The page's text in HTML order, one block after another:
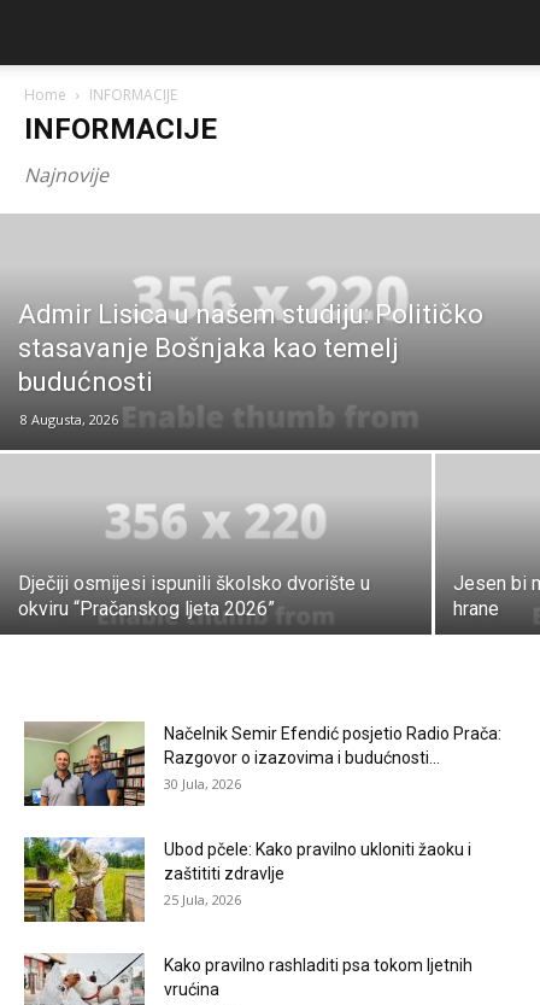
Home INFORMACIJE
INFORMACIJE
Najnovije
Admir Lisica u našem studiju: Političko
stasavanje Bošnjaka kao temelj
budućnosti
8 Augusta, 2026
Dječiji osmijesi ispunili školsko dvorište u
okviru “Pračanskog ljeta 2026”
Jesen bi
hrane
Načelnik Semir Efendić posjetio Radio Prača:
Razgovor o izazovima i budućnosti...
30 Jula, 2026
Ubod pčele: Kako pravilno ukloniti žaoku i
zaštititi zdravlje
25 Jula, 2026
Kako pravilno rashladiti psa tokom ljetnih
vrućina